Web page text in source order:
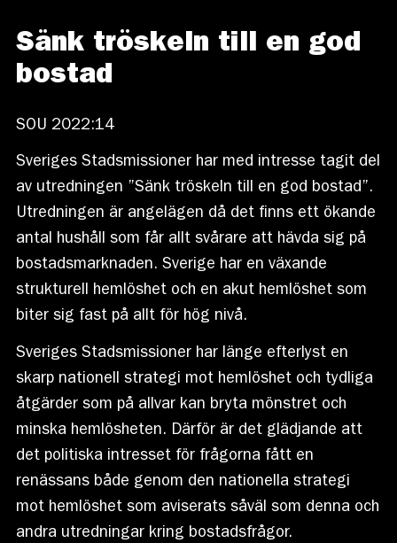
Sänk tröskeln till en god
bostad
SOU 2022:14
Sveriges Stadsmissioner har med intresse tagit del
av utredningen ”Sänk tröskeln till en god bostad”.
Utredningen är angelägen då det finns ett ökande
antal hushåll som får allt svårare att hävda sig på
bostadsmarknaden. Sverige har en växande
strukturell hemlöshet och en akut hemlöshet som
biter sig fast på allt för hög nivå.
Sveriges Stadsmissioner har länge efterlyst en
skarp nationell strategi mot hemlöshet och tydliga
åtgärder som på allvar kan bryta mönstret och
minska hemlösheten. Därför är det glädjande att
det politiska intresset för frågorna fått en
renässans både genom den nationella strategi
mot hemlöshet som aviserats såväl som denna och
andra utredningar kring bostadsfrågor.